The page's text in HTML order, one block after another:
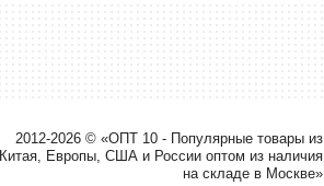
2012-2026 © «ОПТ 10 - Популярные товары из
Китая, Европы, США и России оптом из наличия
на складе в Москве»